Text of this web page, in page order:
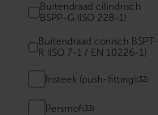
Buitendraad cilindrisch
BSPP-G (ISO 228-1)
Buitendraad conisch BSPT-
R (ISO 7-1 / EN 10226-1)
Insteek (push-fitting)(32)
Persmof(33)